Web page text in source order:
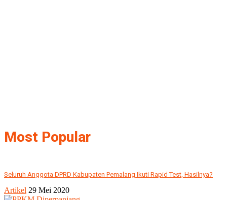
Most Popular
Seluruh Anggota DPRD Kabupaten Pemalang Ikuti Rapid Test, Hasilnya?
Artikel 29 Mei 2020